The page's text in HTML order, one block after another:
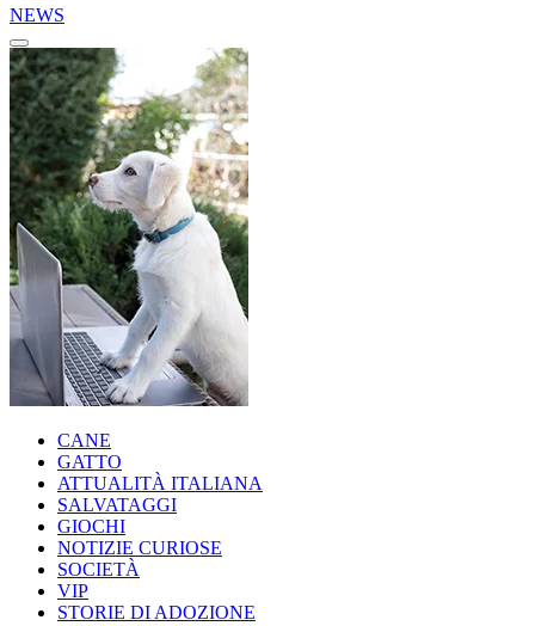
NEWS
CANE
GATTO
ATTUALITÀ ITALIANA
SALVATAGGI
GIOCHI
NOTIZIE CURIOSE
SOCIETÀ
VIP
STORIE DI ADOZIONE